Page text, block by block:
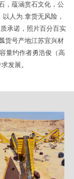
，蕴涵赏石文化，公
人为.拿货无风险，
承诺，照片百分百实
货号产地江苏宜兴材
量约作者勇浩俊（高
发展。